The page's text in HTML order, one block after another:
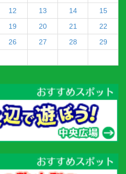
12 13 14
15
19 20 21
22
26 27 28
29